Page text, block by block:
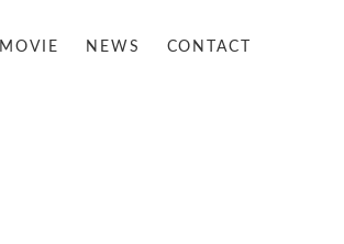
MOVIE NEWS CONTACT